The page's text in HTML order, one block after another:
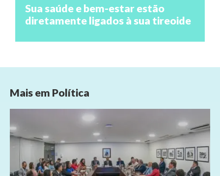
Sua saúde e bem-estar estão
diretamente ligados à sua tireoide
Mais em Política